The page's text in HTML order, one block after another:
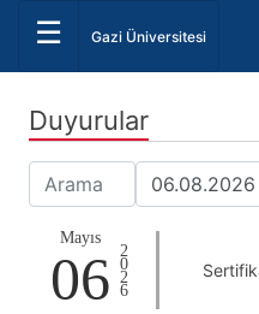
☰ Gazi Üniversitesi
Duyurular
Mayıs
06 2026